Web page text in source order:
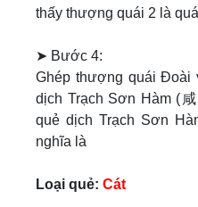
thấy thượng quái 2 là
➤ Bước 4:
Ghép thượng quái Đoài
dịch Trạch Sơn Hàm (
quẻ dịch Trạch Sơn
nghĩa là
Loại quẻ: Cát